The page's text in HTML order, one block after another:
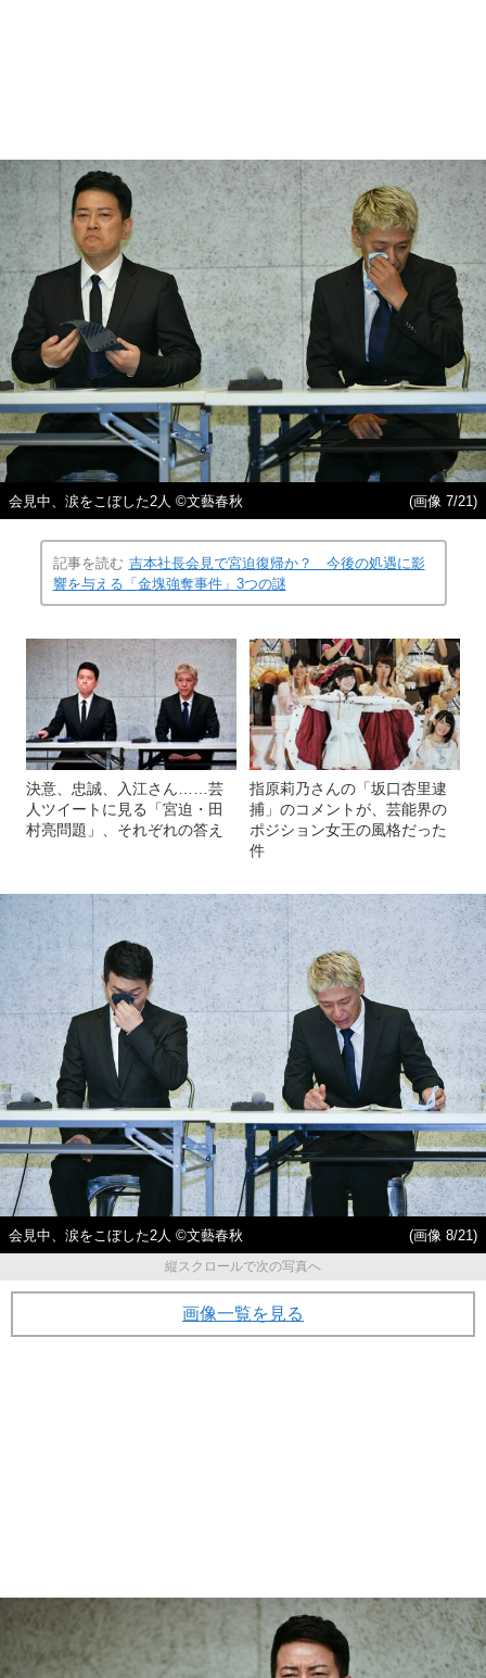
会見中、涙をこぼした2人 ©文藝春秋 (画像 7/21)
記事を読む 吉本社長会見で宮迫復帰か？ 今後の処遇に影
響を与える「金塊強奪事件」3つの謎
決意、忠誠、入江さん……芸
人ツイートに見る「宮迫・田
村亮問題」、それぞれの答え
指原莉乃さんの「坂口杏里逮
捕」のコメントが、芸能界の
ポジション女王の風格だった
件
会見中、涙をこぼした2人 ©文藝春秋
(画像 8/21)
縦スクロールで次の写真へ
画像一覧を見る